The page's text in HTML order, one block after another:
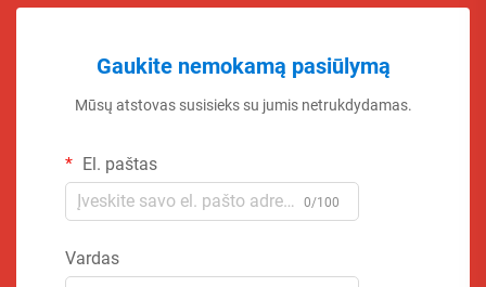
Gaukite nemokamą pasiūlymą
Mūsų atstovas susisieks su jumis netrukdydamas.
El. paštas
0/100
Vardas